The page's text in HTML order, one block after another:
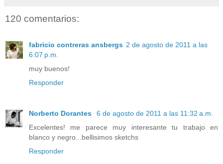
120 comentarios:
fabricio contreras ansbergs 2 de agosto de 2011 a las
6:07 p.m.
muy buenos!
Responder
Norberto Dorantes
6 de agosto de 2011 a las 11:32 a.m.
Excelentes! me parece muy interesante tu trabajo en
blanco y negro...bellisimos sketchs
Responder